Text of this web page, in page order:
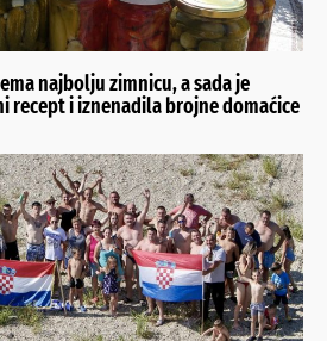
najbolju zimnicu, a sada je
recept i iznenadila brojne domaćice